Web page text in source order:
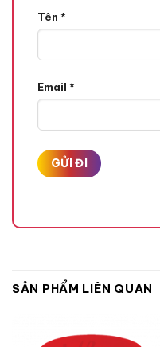
Tên *
Email *
SẢN PHẨM LIÊN QUAN